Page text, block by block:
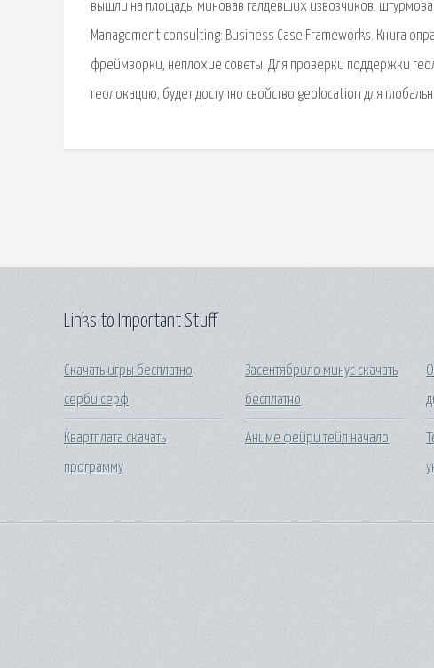
вышли на площадь, миновав галдевших извозчиков,
Management consulting: Business Case Frameworks. Книга
фреймворки, неплохие советы. Для проверки поддержки
геолокацию, будет доступно свойство geolocation для
Links to Important Stuff
Скачать игры бесплатно
серби серф
Квартплата скачать
программу
Засентябрило минус скачать
бесплатно
Аниме фейри тейл начало